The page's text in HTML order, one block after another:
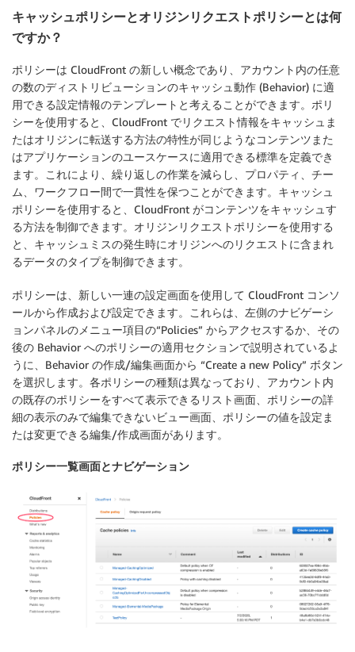
キャッシュポリシーとオリジンリクエストポリシーとは何
ですか？
ポリシーは CloudFront の新しい概念であり、アカウント内の任意
の数のディストリビューションのキャッシュ動作 (Behavior) に適
用できる設定情報のテンプレートと考えることができます。ポリ
シーを使用すると、CloudFront でリクエスト情報をキャッシュま
たはオリジンに転送する方法の特性が同じようなコンテンツまた
はアプリケーションのユースケースに適用できる標準を定義でき
ます。これにより、繰り返しの作業を減らし、プロパティ、チー
ム、ワークフロー間で一貫性を保つことができます。キャッシュ
ポリシーを使用すると、CloudFront がコンテンツをキャッシュす
る方法を制御できます。オリジンリクエストポリシーを使用する
と、キャッシュミスの発生時にオリジンへのリクエストに含まれ
るデータのタイプを制御できます。
ポリシーは、新しい一連の設定画面を使用して CloudFront コンソ
ールから作成および設定できます。これらは、左側のナビゲーシ
ョンパネルのメニュー項目の“Policies” からアクセスするか、その
後の Behavior へのポリシーの適用セクションで説明されているよ
うに、Behavior の作成/編集画面から “Create a new Policy” ボタン
を選択します。各ポリシーの種類は異なっており、アカウント内
の既存のポリシーをすべて表示できるリスト画面、ポリシーの詳
細の表示のみで編集できないビュー画面、ポリシーの値を設定ま
たは変更できる編集/作成画面があります。
ポリシー一覧画面とナビゲーション